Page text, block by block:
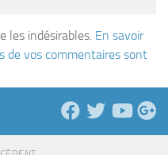
les indésirables. En savoir
de vos commentaires sont